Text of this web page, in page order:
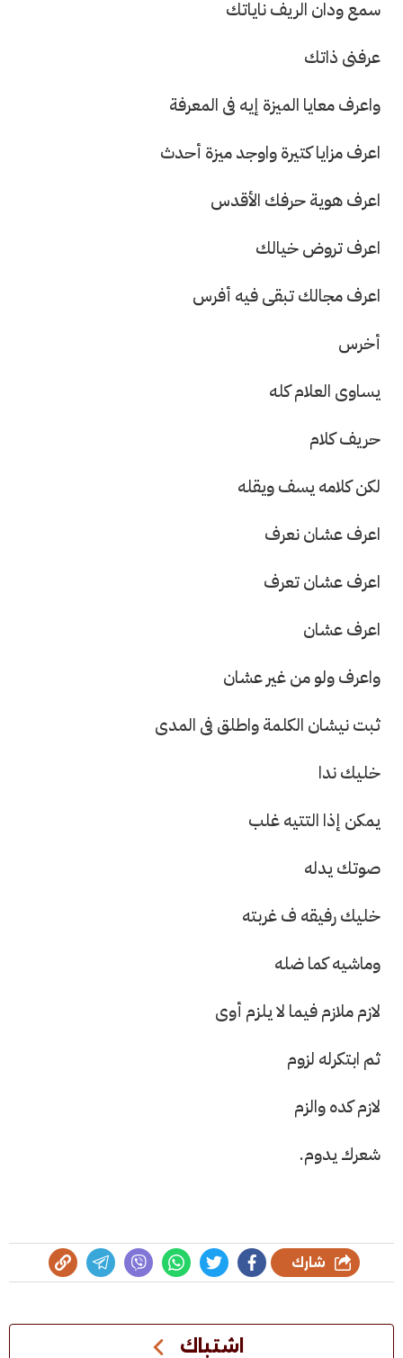
سمع ودان الريف ناياتك
عرفنى ذاتك
واعرف معايا الميزة إيه فى المعرفة
اعرف مزايا كتيرة واوجد ميزة أحدث
اعرف هوية حرفك الأقدس
اعرف تروض خيالك
اعرف مجالك تبقى فيه أفرس
أخرس
يساوى العلام كله
حريف كلام
لكن كلامه يسف ويقله
اعرف عشان نعرف
اعرف عشان تعرف
اعرف عشان
واعرف ولو من غير عشان
ثبت نيشان الكلمة واطلق فى المدى
خليك ندا
يمكن إذا التتيه غلب
صوتك يدله
خليك رفيقه ف غربته
وماشيه كما ضله
لازم ملازم فيما لا يلزم أوى
ثم ابتكرله لزوم
لازم كده والزم
شعرك يدوم.
شارك
اشتباك